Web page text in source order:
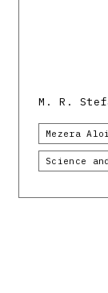
M. R.
Mezera
Science